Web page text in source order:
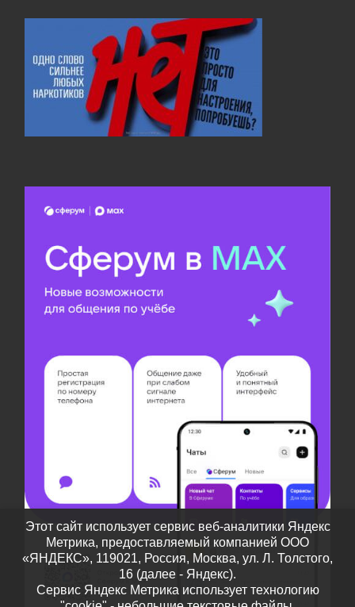
Этот сайт использует сервис веб-аналитики Яндекс
Метрика, предоставляемый компанией ООО
«ЯНДЕКС», 119021, Россия, Москва, ул. Л. Толстого,
16 (далее - Яндекс).
Сервис Яндекс Метрика использует технологию